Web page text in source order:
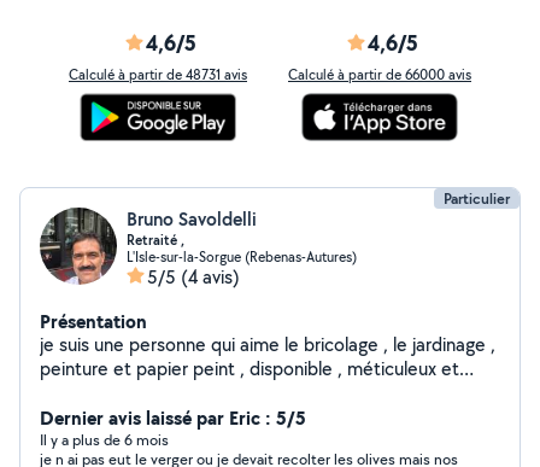
4,6/5
Calculé à partir de 48731 avis
4,6/5
Calculé à partir de 66000 avis
Particulier
Bruno Savoldelli
Retraité ,
L'Isle-sur-la-Sorgue (Rebenas-Autures)
5/5 (4 avis)
Présentation
je suis une personne qui aime le bricolage , le jardinage ,
peinture et papier peint , disponible , méticuleux et
Dernier avis laissé par Eric : 5/5
Il y a plus de 6 mois
je n ai pas eut le verger ou je devait recolter les olives mais nos